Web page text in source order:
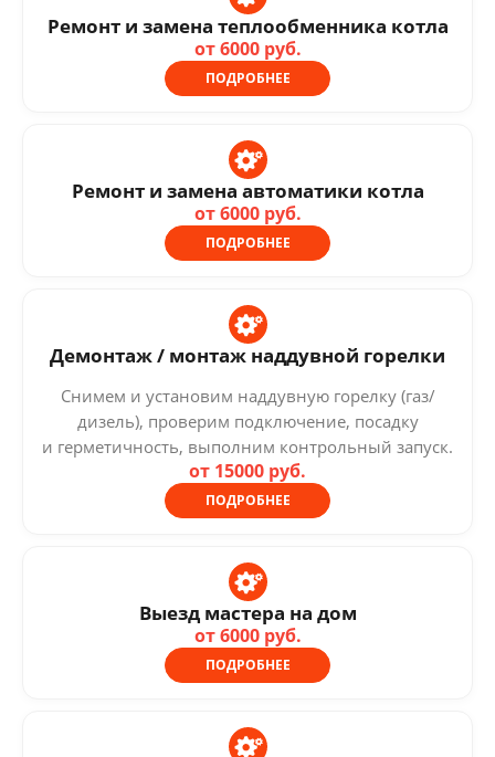
Ремонт и замена теплообменника котла
от 6000 руб.
ПОДРОБНЕЕ
Ремонт и замена автоматики котла
от 6000 руб.
ПОДРОБНЕЕ
Демонтаж / монтаж наддувной горелки
Снимем и установим наддувную горелку (газ/
дизель), проверим подключение, посадку
и герметичность, выполним контрольный запуск.
от 15000 руб.
ПОДРОБНЕЕ
Выезд мастера на дом
от 6000 руб.
ПОДРОБНЕЕ